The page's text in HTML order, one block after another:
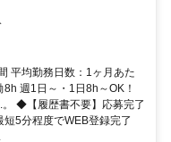
平均勤務日数：1ヶ月あた
週1日～・1日8h～OK！
。 ◆【履歴書不要】応募完了
5分程度でWEB登録完了